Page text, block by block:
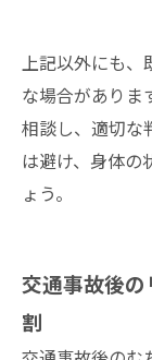
上記以外にも、
な場合がありま
相談し、適切な
は避け、身体の
ょう。
交通事故後
割